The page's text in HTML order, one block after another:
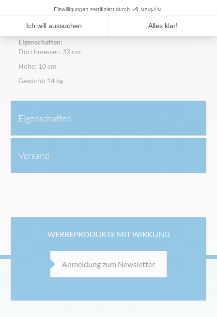
Nützliches Zubehör für ECO, EOS und NYX Faltzelte.
Beschwerung aus lackiertem Gusseisen. Sie wird auf den
Pfosten des Zeltes gesteckt (bis 5 cm Durchmesser). Mit
Eigenschaften:
Durchmesser: 32 cm
Höhe: 10 cm
Gewicht: 14 kg
Eigenschaften
Versand
WERBEPRODUKTE MIT WIRKUNG
Anmeldung zum Newsletter